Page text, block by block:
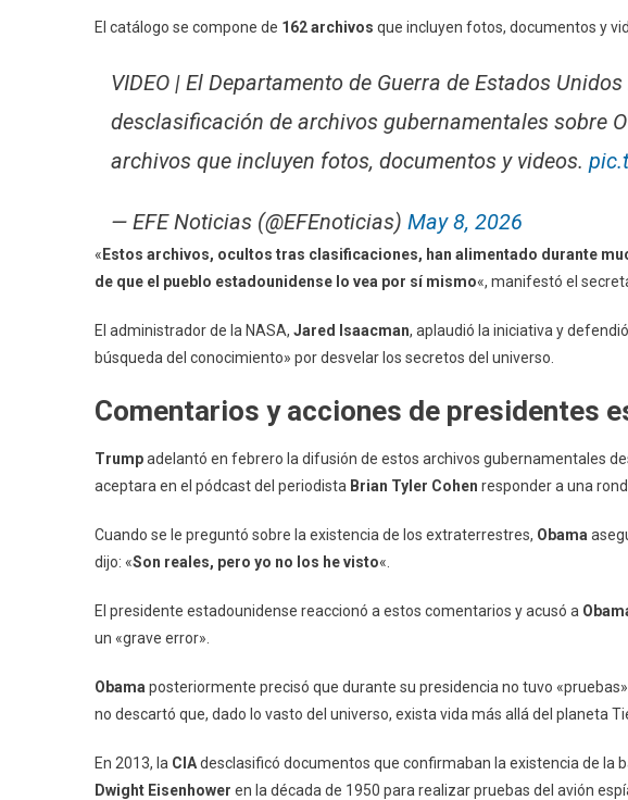
El catálogo se compone de 162 archivos que incluyen fotos, documentos y
VIDEO | El Departamento de Guerra de Estados
desclasificación de archivos gubernamentales sobre
archivos que incluyen fotos, documentos y videos.
— EFE Noticias (@EFEnoticias) May 8, 2026
« Estos archivos, ocultos tras clasificaciones, han alimentado durante
de que el pueblo estadounidense lo vea por sí mismo«, manifestó el
El administrador de la NASA, Jared Isaacman, aplaudió la iniciativa y
búsqueda del conocimiento» por desvelar los secretos del universo.
Comentarios y acciones de presidentes
Trumpadelantó en febrero la difusión de estos archivos gubernamentales
aceptara en el pódcast del periodista Brian Tyler Cohen responder a una
Cuando se le preguntó sobre la existencia de los extraterrestres, Obama
dijo: «Son reales, pero yo no los he visto«.
El presidente estadounidense reaccionó a estos comentarios y acusó a
un «grave error».
Obama posteriormente precisó que durante su presidencia no tuvo
no descartó que, dado lo vasto del universo, exista vida más allá del planeta
En 2013, la CIAdesclasificó documentos que confirmaban la existencia de la
Dwight Eisenhower en la década de 1950 para realizar pruebas del avión